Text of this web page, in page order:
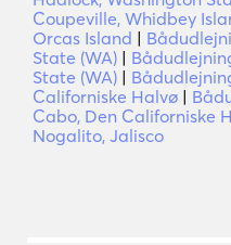
Coupeville, Whidbey
Orcas Island |
State (WA) |
State (WA) |
Californiske Halvø |
Cabo, Den Californiske
Nogalito, Jalisco